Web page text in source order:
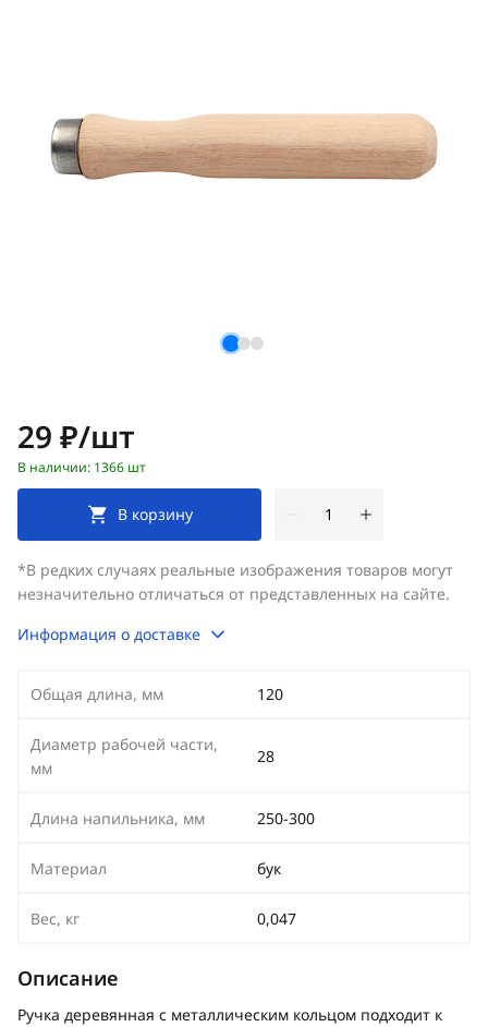
Цена:
29 ₽/шт
В наличии: 1366 шт
В корзину
*В редких случаях реальные изображения товаров могут
незначительно отличаться от представленных на сайте.
Информация о доставке
Общая длина, мм 120
Диаметр рабочей части,
мм
28
Длина напильника, мм 250-300
Материал бук
Вес, кг 0,047
Описание
Ручка деревянная с металлическим кольцом подходит к